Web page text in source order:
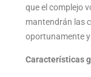
que el complejo
mantendrán las
oportunamente
Características